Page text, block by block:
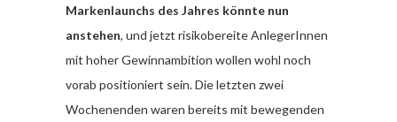
Markenlaunchs des Jahres könnte nun
anstehen, und jetzt risikobereite AnlegerInnen
mit hoher Gewinnambition wollen wohl noch
vorab positioniert sein. Die letzten zwei
Wochenenden waren bereits mit bewegenden